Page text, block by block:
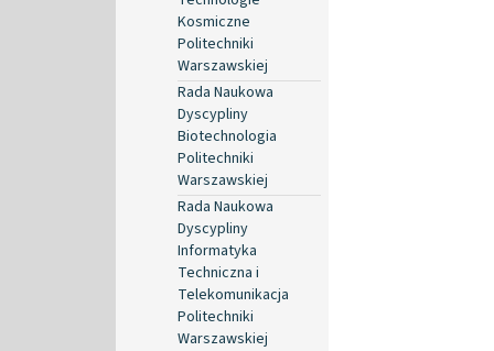
Kosmiczne
Politechniki
Warszawskiej
Rada Naukowa
Dyscypliny
Biotechnologia
Politechniki
Warszawskiej
Rada Naukowa
Dyscypliny
Informatyka
Techniczna i
Telekomunikacja
Politechniki
Warszawskiej